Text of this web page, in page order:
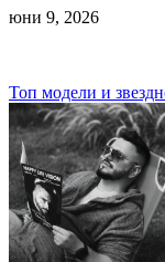
юни 9, 2026
Навигация
Топ модели и